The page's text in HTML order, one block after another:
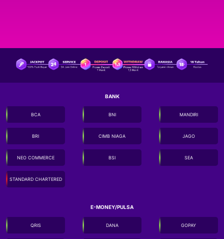
BANK
BCA BNI MANDIRI
BRI CIMB NIAGA JAGO
NEO COMMERCE BSI SEA
STANDARD CHARTERED
E-MONEY/PULSA
QRIS DANA GOPAY